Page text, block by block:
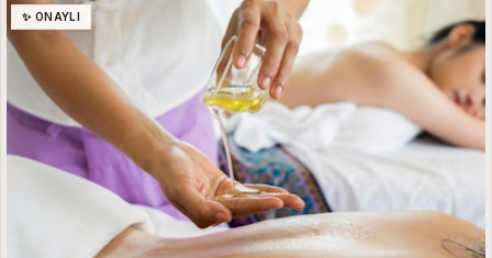
✨ ONAYLI